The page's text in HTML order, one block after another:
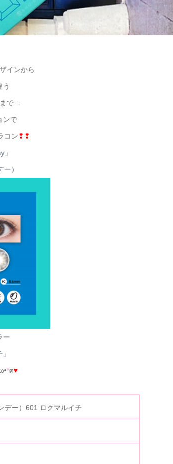
インから
う
で…
ンで
コン❢❢
）
ー
*ฅ♥
デー）601 ロクマルイチ